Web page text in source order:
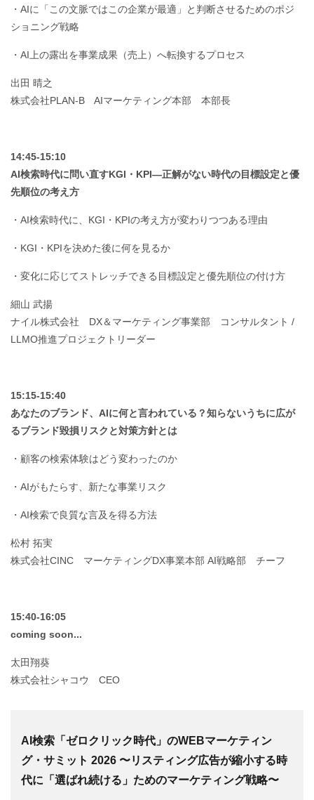
・AIに「この文脈ではこの企業が最適」と判断させるためのポジ
ショニング戦略
・AI上の露出を事業成果（売上）へ転換するプロセス
出田 晴之
株式会社PLAN-B AIマーケティング本部 本部長
14:45-15:10
AI検索時代に問い直すKGI・KPI—正解がない時代の目標設定と優
先順位の考え方
・AI検索時代に、KGI・KPIの考え方が変わりつつある理由
・KGI・KPIを決めた後に何を見るか
・変化に応じてストレッチできる目標設定と優先順位の付け方
細山 武揚
ナイル株式会社 DX＆マーケティング事業部 コンサルタント /
LLMO推進プロジェクトリーダー
15:15-15:40
あなたのブランド、AIに何と言われている？知らないうちに広が
るブランド毀損リスクと対策方針とは
・顧客の検索体験はどう変わったのか
・AIがもたらす、新たな事業リスク
・AI検索で良質な言及を得る方法
松村 拓実
株式会社CINC マーケティングDX事業本部 AI戦略部 チーフ
15:40-16:05
coming soon...
太田翔葵
株式会社シャコウ CEO
AI検索「ゼロクリック時代」のWEBマーケティン
グ・サミット 2026 〜リスティング広告が縮小する時
代に「選ばれ続ける」ためのマーケティング戦略〜